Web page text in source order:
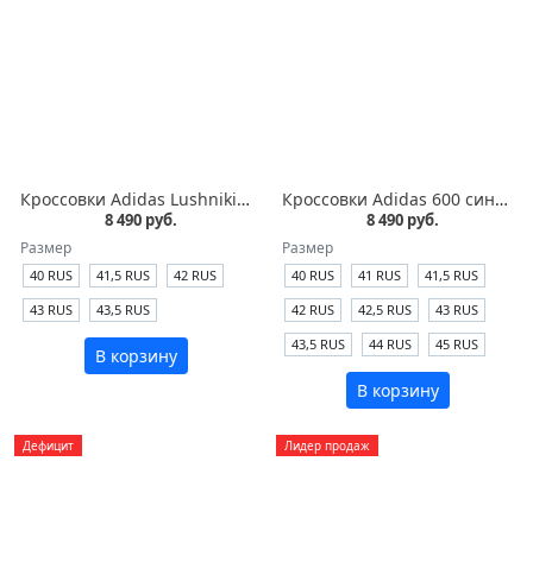
Кроссовки Adidas Lushniki синие кожа/замша
8 490 руб.
Размер
40 RUS 41,5 RUS
42 RUS
43 RUS
43,5 RUS
В корзину
Кроссовки Adidas 600 синие кожа
8 490 руб.
Размер
40 RUS 41 RUS
41,5 RUS
42 RUS
42,5 RUS
43 RUS
43,5 RUS
44 RUS 45 RUS
В корзину
Дефицит Лидер продаж